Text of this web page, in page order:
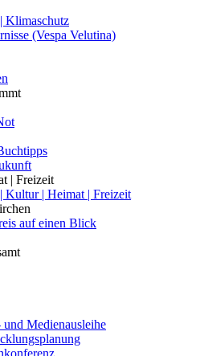
Klimaschutz
(Vespa Velutina)
| Freizeit
Kultur | Heimat | Freizeit
auf einen Blick
und Medienausleihe